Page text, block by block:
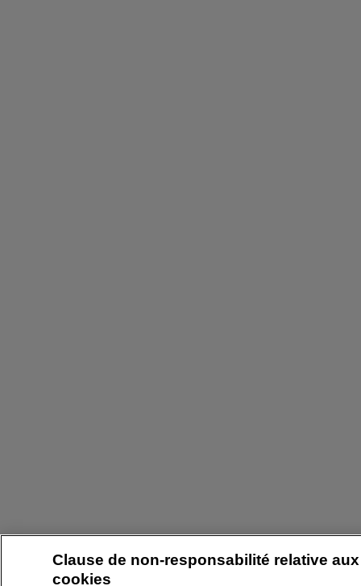
Clause de non-responsabilité relative aux
cookies